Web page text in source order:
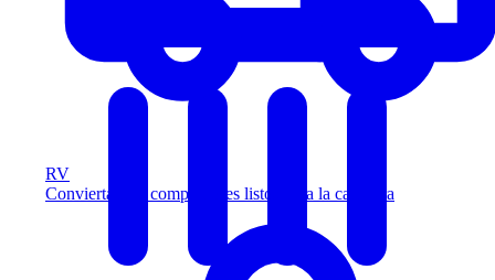
RV
Convierta más compradores listos para la carretera